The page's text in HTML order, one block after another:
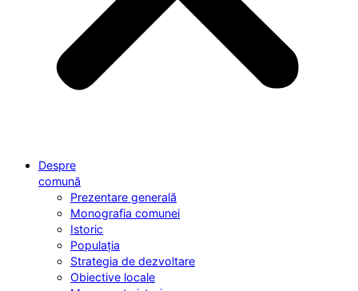
Despre
comună
Prezentare generală
Monografia comunei
Istoric
Populația
Strategia de dezvoltare
Obiective locale